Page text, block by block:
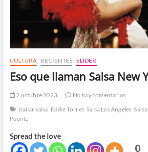
CULTURA RECIENTES SLIDER
Eso que llaman Salsa New
2 octubre 2023
No hay comentarios
bailar salsa Eddie Torres Salsa Los Ángeles
Puente
Spread the love
0